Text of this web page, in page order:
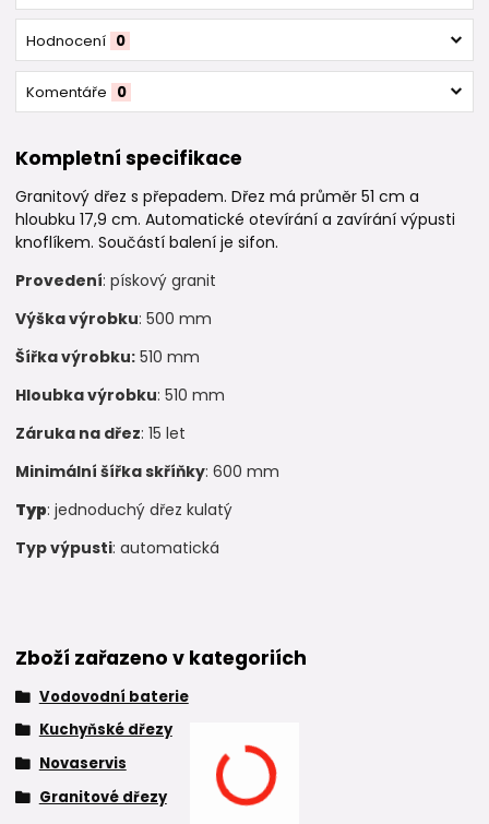
Hodnocení 0
Komentáře 0
Kompletní specifikace
Granitový dřez s přepadem. Dřez má průměr 51 cm a
hloubku 17,9 cm. Automatické otevírání a zavírání výpusti
knoflíkem. Součástí balení je sifon.
Provedení: pískový granit
Výška výrobku: 500 mm
Šířka výrobku: 510 mm
Hloubka výrobku: 510 mm
Záruka na dřez: 15 let
Minimální šířka skříňky: 600 mm
Typ: jednoduchý dřez kulatý
Typ výpusti: automatická
Zboží zařazeno v kategoriích
Vodovodní baterie
Kuchyňské dřezy
Novaservis
Granitové dřezy